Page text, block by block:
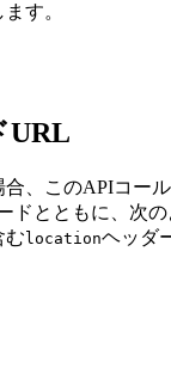
す。
URL
、このAPIコール
ドとともに、次
む locationヘッダ